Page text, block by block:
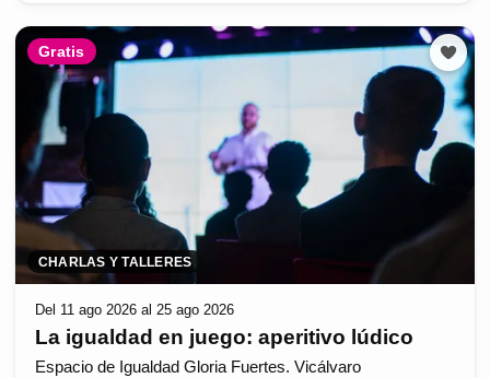
Gratis
CHARLAS Y TALLERES
Del 11 ago 2026 al 25 ago 2026
La igualdad en juego: aperitivo lúdico
Espacio de Igualdad Gloria Fuertes. Vicálvaro